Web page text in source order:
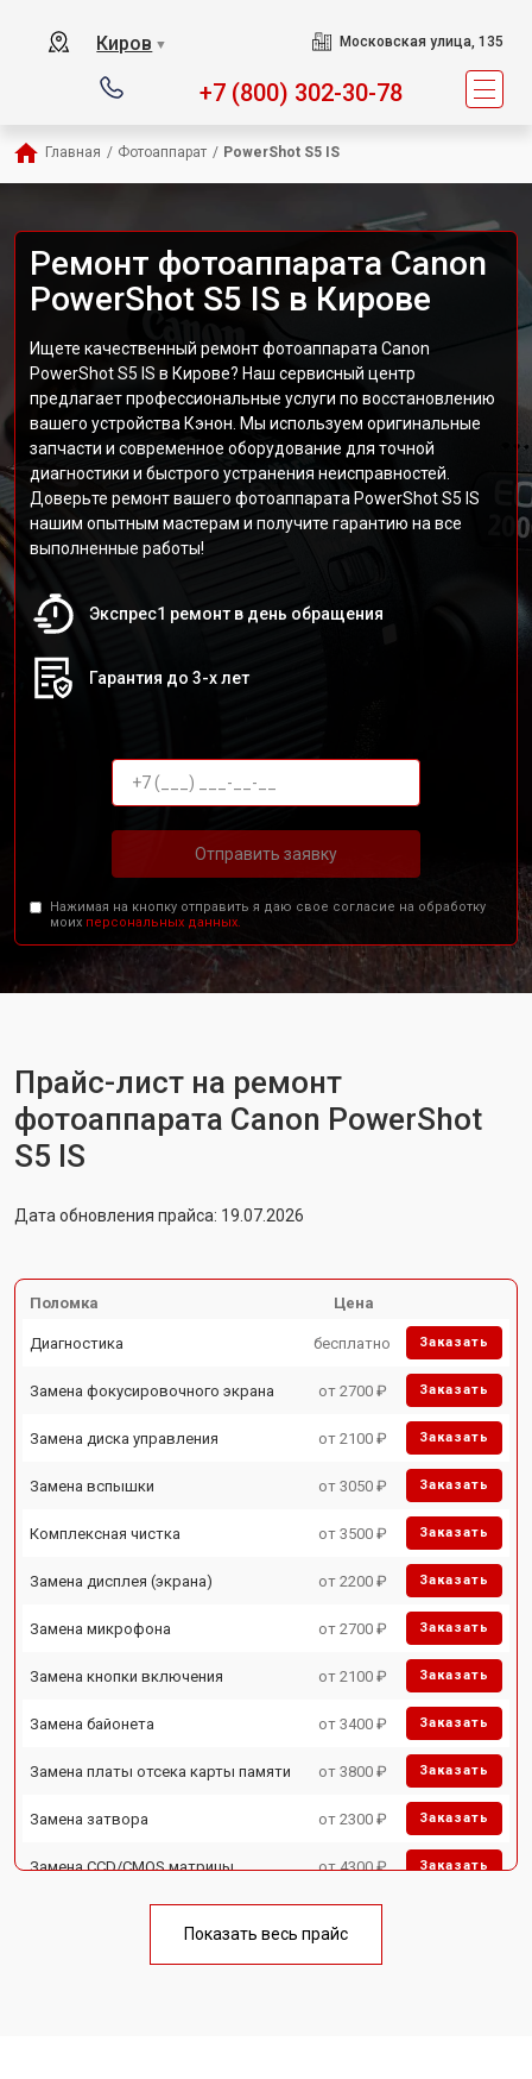
Киров ▼ Московская улица, 135
+7 (800) 302-30-78
Главная / Фотоаппарат / PowerShot S5 IS
Ремонт фотоаппарата Canon
PowerShot S5 IS в Кирове
Ищете качественный ремонт фотоаппарата Canon
PowerShot S5 IS в Кирове? Наш сервисный центр
предлагает профессиональные услуги по восстановлению
вашего устройства Кэнон. Мы используем оригинальные
запчасти и современное оборудование для точной
диагностики и быстрого устранения неисправностей.
Доверьте ремонт вашего фотоаппарата PowerShot S5 IS
нашим опытным мастерам и получите гарантию на все
выполненные работы!
Экспрес1 ремонт в день обращения
Гарантия до 3-х лет
Отправить заявку
Нажимая на кнопку отправить я даю свое согласие на обработку
моих персональных данных.
Прайс-лист на ремонт
фотоаппарата Canon PowerShot
S5 IS
Дата обновления прайса: 19.07.2026
Поломка Цена
Диагностика бесплатно Заказать
Замена фокусировочного экрана от 2700 ₽ Заказать
Замена диска управления от 2100 ₽ Заказать
Замена вспышки от 3050 ₽ Заказать
Комплексная чистка от 3500 ₽ Заказать
Замена дисплея (экрана) от 2200 ₽ Заказать
Замена микрофона от 2700 ₽ Заказать
Замена кнопки включения от 2100 ₽ Заказать
Замена байонета от 3400 ₽ Заказать
Замена платы отсека карты памяти от 3800 ₽ Заказать
Замена затвора от 2300 ₽ Заказать
Замена CCD/CMOS матрицы от 4300 ₽ Заказать
Чистка матрицы от 3100 ₽
Показать весь прайс